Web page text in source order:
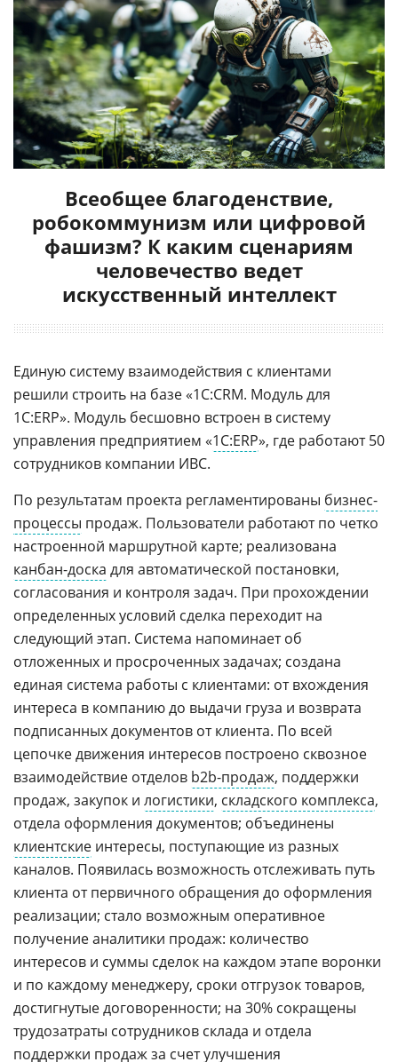
Всеобщее благоденствие,
робокоммунизм или цифровой
фашизм? К каким сценариям
человечество ведет
искусственный интеллект
Единую систему взаимодействия с клиентами
решили строить на базе «1С:CRM. Модуль для
1C:ERP». Модуль бесшовно встроен в систему
управления предприятием «1С:ERP», где работают 50
сотрудников компании ИВС.
По результатам проекта регламентированы бизнес-
процессы продаж. Пользователи работают по четко
настроенной маршрутной карте; реализована
канбан-доска для автоматической постановки,
согласования и контроля задач. При прохождении
определенных условий сделка переходит на
следующий этап. Система напоминает об
отложенных и просроченных задачах; создана
единая система работы с клиентами: от вхождения
интереса в компанию до выдачи груза и возврата
подписанных документов от клиента. По всей
цепочке движения интересов построено сквозное
взаимодействие отделов b2b-продаж, поддержки
продаж, закупок и логистики, складского комплекса,
отдела оформления документов; объединены
клиентские интересы, поступающие из разных
каналов. Появилась возможность отслеживать путь
клиента от первичного обращения до оформления
реализации; стало возможным оперативное
получение аналитики продаж: количество
интересов и суммы сделок на каждом этапе воронки
и по каждому менеджеру, сроки отгрузок товаров,
достигнутые договоренности; на 30% сокращены
трудозатраты сотрудников склада и отдела
поддержки продаж за счет улучшения